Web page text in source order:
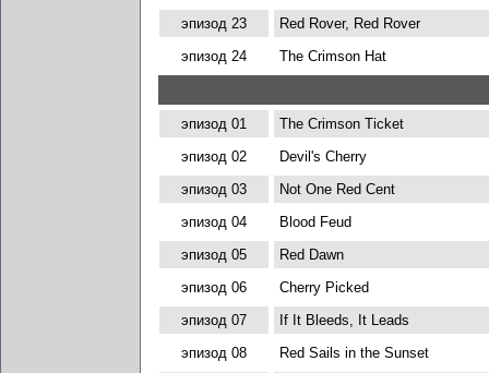
эпизод 23
Red Rover, Red Rover
эпизод 24
The Crimson Hat
эпизод 01
The Crimson Ticket
эпизод 02
Devil's Cherry
эпизод 03
Not One Red Cent
эпизод 04
Blood Feud
эпизод 05
Red Dawn
эпизод 06
Cherry Picked
эпизод 07
If It Bleeds, It Leads
эпизод 08
Red Sails in the Sunset